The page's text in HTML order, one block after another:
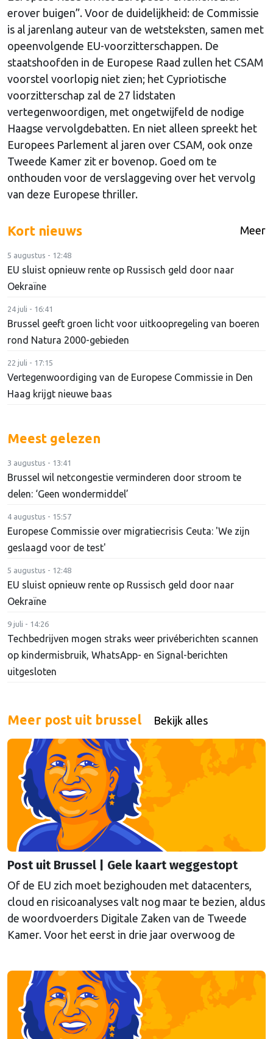
erover buigen”. Voor de duidelijkheid: de Commissie
is al jarenlang auteur van de wetsteksten, samen met
opeenvolgende EU-voorzitterschappen. De
staatshoofden in de Europese Raad zullen het CSAM
voorstel voorlopig niet zien; het Cypriotische
voorzitterschap zal de 27 lidstaten
vertegenwoordigen, met ongetwijfeld de nodige
Haagse vervolgdebatten. En niet alleen spreekt het
Europees Parlement al jaren over CSAM, ook onze
Tweede Kamer zit er bovenop. Goed om te
onthouden voor de verslaggeving over het vervolg
van deze Europese thriller.
Kort nieuws Meer
5 augustus - 12:48
EU sluist opnieuw rente op Russisch geld door naar
Oekraïne
24 juli - 16:41
Brussel geeft groen licht voor uitkoopregeling van boeren
rond Natura 2000-gebieden
22 juli - 17:15
Vertegenwoordiging van de Europese Commissie in Den
Haag krijgt nieuwe baas
Meest gelezen
3 augustus - 13:41
Brussel wil netcongestie verminderen door stroom te
delen: ‘Geen wondermiddel’
4 augustus - 15:57
Europese Commissie over migratiecrisis Ceuta: 'We zijn
geslaagd voor de test'
5 augustus - 12:48
EU sluist opnieuw rente op Russisch geld door naar
Oekraïne
9 juli - 14:26
Techbedrijven mogen straks weer privéberichten scannen
op kindermisbruik, WhatsApp- en Signal-berichten
uitgesloten
Meer post uit brussel Bekijk alles
Post uit Brussel | Gele kaart weggestopt
Of de EU zich moet bezighouden met datacenters,
cloud en risicoanalyses valt nog maar te bezien, aldus
de woordvoerders Digitale Zaken van de Tweede
Kamer. Voor het eerst in drie jaar overwoog de